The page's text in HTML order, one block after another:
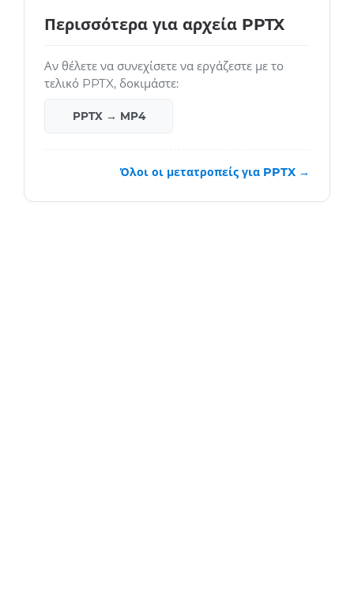
Περισσότερα για αρχεία PPTX
Αν θέλετε να συνεχίσετε να εργάζεστε με το
τελικό PPTX, δοκιμάστε:
PPTX → MP4
Όλοι οι μετατροπείς για PPTX →